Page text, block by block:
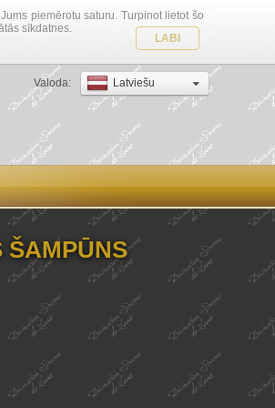
piemērotu saturu. Turpinot lietot šo
sīkdatnes.
LABI
Valoda: Latviešu
ŠAMPŪNS